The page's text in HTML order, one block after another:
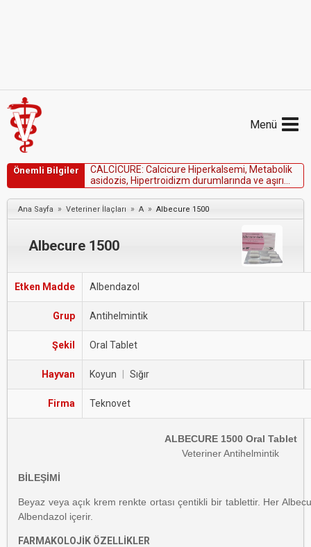
Menü
Önemli Bilgiler CALCİCURE: Ca cicure Hiperka semi, Metabo ik
asidozis, Hipertroidizm durum arında ve aşırı
sinirselbelirtilerinvarlığındakullanılmaz.
Ana Sayfa » Veteriner İlaçları » A » Albecure 1500
Albecure 1500
Etken Madde Albendazol
Grup Antihelmintik
Şekil Oral Tablet
Hayvan Koyun Sığır
Firma Teknovet
ALBECURE 1500 Oral Tablet
Veteriner Antihelmintik
BİLEŞİMİ
Beyaz veya açık krem renkte ortası çentikli bir tablettir. Her
Albendazol içerir.
FARMAKOLOJİK ÖZELLİKLER